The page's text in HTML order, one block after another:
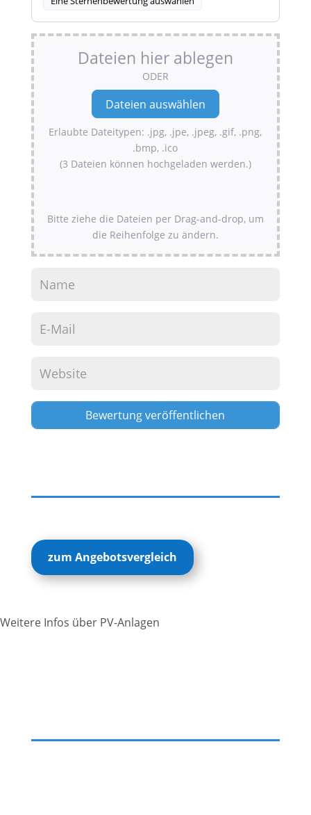
Dateien hier ablegen
ODER
Erlaubte Dateitypen: .jpg, .jpe, .jpeg, .gif, .png,
.bmp, .ico
(3 Dateien können hochgeladen werden.)
Bitte ziehe die Dateien per Drag-and-drop, um
die Reihenfolge zu ändern.
zum Angebotsvergleich
Weitere Infos über PV-Anlagen